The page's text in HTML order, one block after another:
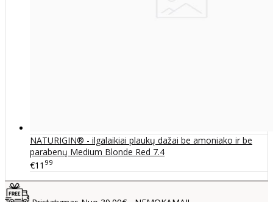
NATURIGIN® - ilgalaikiai plaukų dažai be amoniako ir be
parabenų Medium Blonde Red 7.4
€11 99